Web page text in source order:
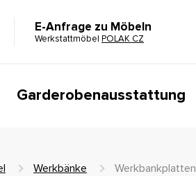
E-Anfrage zu Möbeln
Werkstattmöbel POLAK CZ
Garderobenausstattung
Werkbänke Werkbankplatten